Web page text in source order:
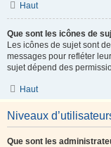
Haut
Que sont les icônes de
Les icônes de sujet sont
messages pour refléter
sujet dépend des
Haut
Niveaux
Que sont les